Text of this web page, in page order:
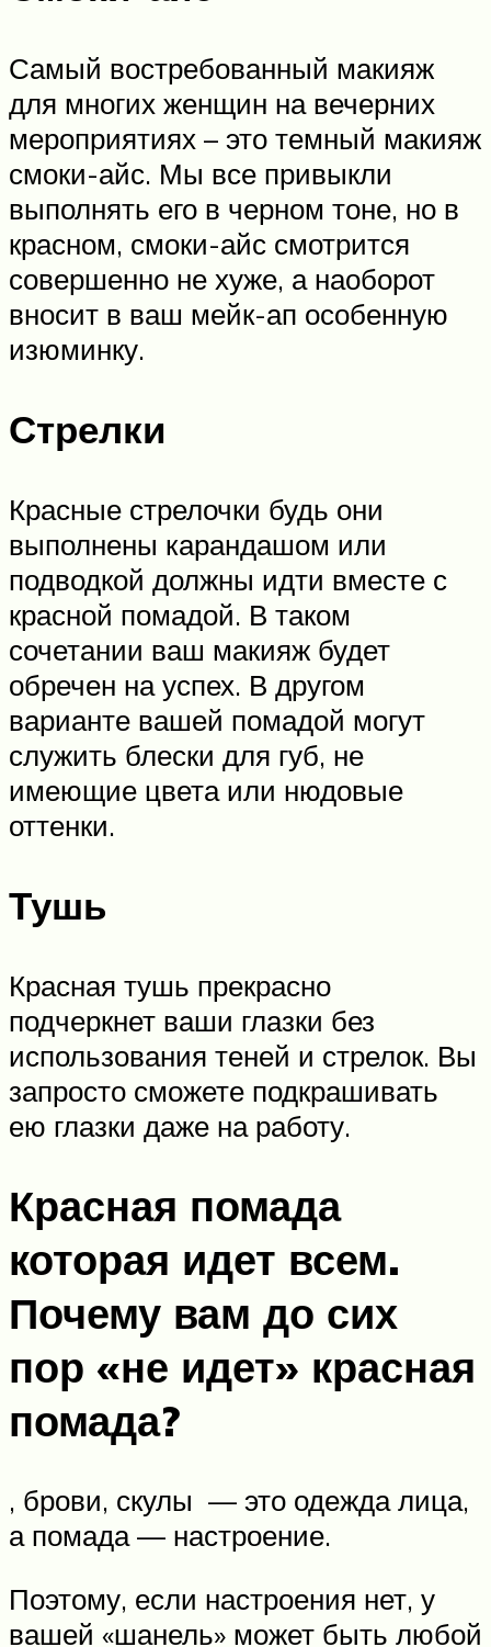
Самый востребованный макияж
для многих женщин на вечерних
мероприятиях – это темный макияж
смоки-айс. Мы все привыкли
выполнять его в черном тоне, но в
красном, смоки-айс смотрится
совершенно не хуже, а наоборот
вносит в ваш мейк-ап особенную
изюминку.
Стрелки
Красные стрелочки будь они
выполнены карандашом или
подводкой должны идти вместе с
красной помадой. В таком
сочетании ваш макияж будет
обречен на успех. В другом
варианте вашей помадой могут
служить блески для губ, не
имеющие цвета или нюдовые
оттенки.
Тушь
Красная тушь прекрасно
подчеркнет ваши глазки без
использования теней и стрелок. Вы
запросто сможете подкрашивать
ею глазки даже на работу.
Красная помада
которая идет всем.
Почему вам до сих
пор «не идет» красная
помада?
, брови, скулы — это одежда лица,
а помада — настроение.
Поэтому, если настроения нет, у
вашей «шанель» может быть любой